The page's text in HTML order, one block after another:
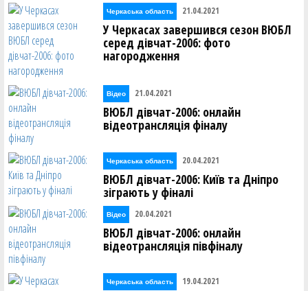
Черкаська область 21.04.2021
У Черкасах завершився сезон ВЮБЛ
серед дівчат-2006: фото
нагородження
Відео 21.04.2021
ВЮБЛ дівчат-2006: онлайн
відеотрансляція фіналу
Черкаська область 20.04.2021
ВЮБЛ дівчат-2006: Київ та Дніпро
зіграють у фіналі
Відео 20.04.2021
ВЮБЛ дівчат-2006: онлайн
відеотрансляція півфіналу
Черкаська область 19.04.2021